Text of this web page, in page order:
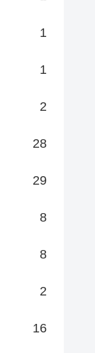
1
1
2
28
29
8
8
2
16